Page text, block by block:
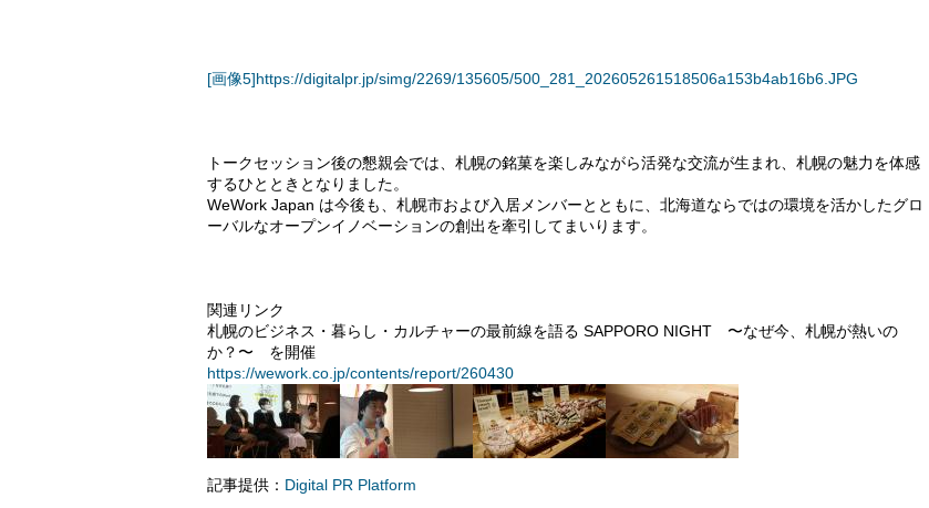
[画像5]https://digitalpr.jp/simg/2269/135605/500_281_202605261518506a153b4ab16b6.JPG
トークセッション後の懇親会では、札幌の銘菓を楽しみながら活発な交流が生まれ、札幌の魅力を体感
するひとときとなりました。
WeWork Japan は今後も、札幌市および入居メンバーとともに、北海道ならではの環境を活かしたグロ
ーバルなオープンイノベーションの創出を牽引してまいります。
関連リンク
札幌のビジネス・暮らし・カルチャーの最前線を語る SAPPORO NIGHT 〜なぜ今、札幌が熱いの
か？〜 を開催
https://wework.co.jp/contents/report/260430
記事提供： Digital PR Platform